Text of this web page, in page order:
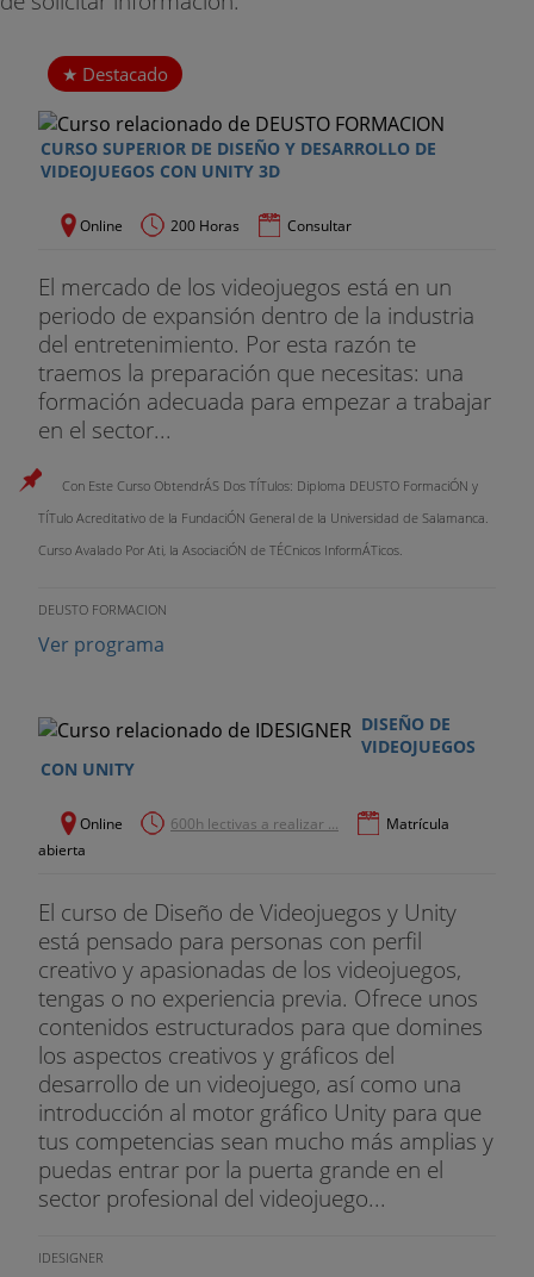
Unidad complementaria 3 - Creación de personaje
humano. Modelado de cabeza y cuerpo
Unidad complementaria 4 - Texturizado con
BLOQUE 2. ANIMACIÓN 3D Y RIGGING
Unidad 1- Funciones básicas de la animación en
Maya
Unidad 2- Automatizaciones
Unidad 3- Deformadores
Unidad 4- Física de los objetos en Maya
Unidad 5- Rigging corporal
Unidad 7- Creación de sistemas FK/IK
Unidad 9- Rigging facial para videojuegos
Unidad 1
1 - Rig de Control Facial
Unidad 13 - Exportación de modelo animado
Unidad 1 4 - Creación de partículas básicas en Maya
Unidad 15 - Introducción a partículas más
complejas
Unidad 16 - Postproducción
Unidad 17 - Creación de demo reel
CON UNITY
Destacado
CURSO SUPERIOR DE DISEÑO Y DESARROLLO DE
VIDEOJUEGOS CON UNITY 3D
Online 200 Horas Consultar
El mercado de los videojuegos está en un
periodo de expansión dentro de la industria
del entretenimiento. Por esta razón te
traemos la preparación que necesitas: una
formación adecuada para empezar a trabajar
en el sector...
Con Este Curso ObtendrÁS Dos TÍTulos: Diploma DEUSTO FormaciÓN y
TÍTulo Acreditativo de la FundaciÓN General de la Universidad de Salamanca.
Curso Avalado Por Ati, la AsociaciÓN de TÉCnicos InformÁTicos.
DEUSTO FORMACION
Ver programa
DISEÑO DE
VIDEOJUEGOS
CON UNITY
Online 600h lectivas a realizar ...
Matrícula
abierta
El curso de Diseño de Videojuegos y Unity
está pensado para personas con perfil
creativo y apasionadas de los videojuegos,
tengas o no experiencia previa. Ofrece unos
contenidos estructurados para que domines
los aspectos creativos y gráficos del
desarrollo de un videojuego, así como una
introducción al motor gráfico Unity para que
tus competencias sean mucho más amplias y
puedas entrar por la puerta grande en el
sector profesional del videojuego...
IDESIGNER